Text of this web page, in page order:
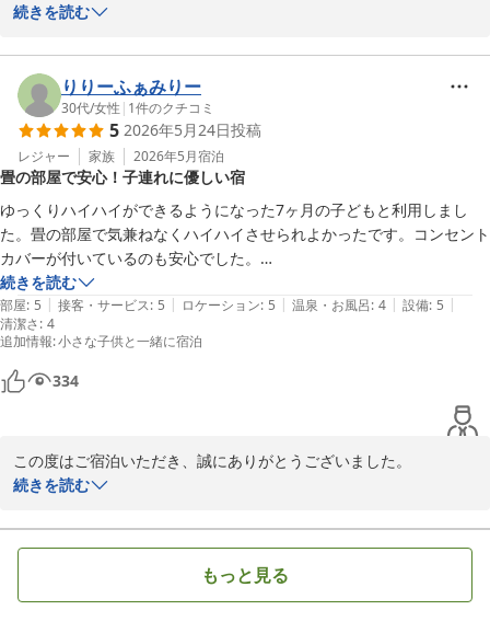
ホテルアベスト札幌
2026-06-01
ざいます。
お部屋や接客、サービスにつきましてお褒めのお言葉をいただき、
大変嬉しく拝見いたしました。
一方で、エアコンの効きやドライヤーのご利用場所につきまして、
ご不便をおかけし申し訳ございません。今後の設備改善の参考とさ
せていただきます。
また、電子レンジにつきましては客室内には設置しておりません
が、偶数階に共用の電子レンジをご用意しております。ご案内が不
足しており、ご不便をおかけいたしました。
これからも快適にお過ごしいただけるホテルを目指してまいります
ので、また札幌へお越しの際はぜひご利用くださいませ。
ホテルアベスト札幌
2026-05-28
続きを読む
りりーふぁみりー
30代/女性 | 1件のクチコミ
5 2026年5月24日投稿
レジャー 家族 2026年5月宿泊
畳の部屋で安心！子連れに優しい宿
ゆっくりハイハイができるようになった7ヶ月の子どもと利用しまし
た。畳の部屋で気兼ねなくハイハイさせられよかったです。コンセント
カバーが付いているのも安心でした。
ベビー用品のレンタルもあり、西松屋のB型ベビーカーとオムツゴミ箱
がありがたかったです。ベビーカーは特に操作性に問題はなかったで
す。
朝食ビュッフェは、子ども連れだけが案内される奥まったコーナーがあ
り、ぐずっても受け入れてもらいやすい環境で、食べられました。いく
続きを読む
部屋: 5 | 接客・サービス: 5 | ロケーション: 5 | 温泉・お風呂: 4 | 設備: 5 |
清潔さ: 4
追加情報:小さな子供と一緒に宿泊
334
この度はご宿泊いただき、誠にありがとうございました。
いただけましたこと、大変嬉しく思っております。
畳のお部屋でお子様が安心してハイハイできたとのこと、またコン
セントカバーなどの設備にも安心してお過ごしいただけたようで何
続きを読む
もっと見る